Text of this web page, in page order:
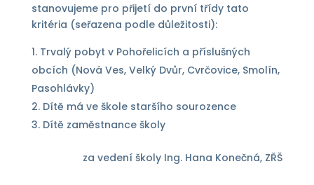
stanovujeme pro přijetí do první třídy tato
kritéria (seřazena podle důležitosti):
Trvalý pobyt v Pohořelicích a příslušných
obcích (Nová Ves, Velký Dvůr, Cvrčovice, Smolín,
Pasohlávky)
Dítě má ve škole staršího sourozence
Dítě zaměstnance školy
za vedení školy Ing. Hana Konečná, ZŘŠ